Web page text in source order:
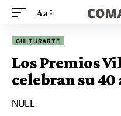
Aa
CULTURARTE
Los Premios
celebran su
NULL